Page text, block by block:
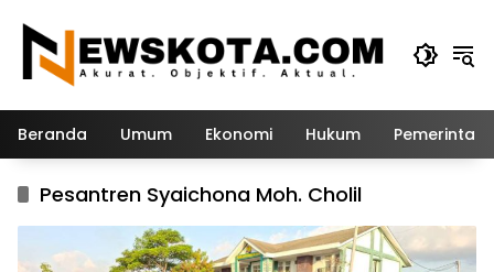
konten
Beranda Umum Ekonomi Hukum
Pesantren Syaichona Moh. Cholil